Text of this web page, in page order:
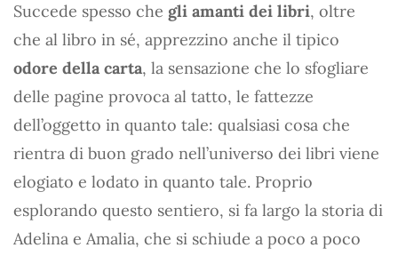
Succede spesso che gli amanti dei libri, oltre
che al libro in sé, apprezzino anche il tipico
odore della carta, la sensazione che lo sfogliare
delle pagine provoca al tatto, le fattezze
dell’oggetto in quanto tale: qualsiasi cosa che
rientra di buon grado nell’universo dei libri viene
elogiato e lodato in quanto tale. Proprio
esplorando questo sentiero, si fa largo la storia di
Adelina e Amalia, che si schiude a poco a poco